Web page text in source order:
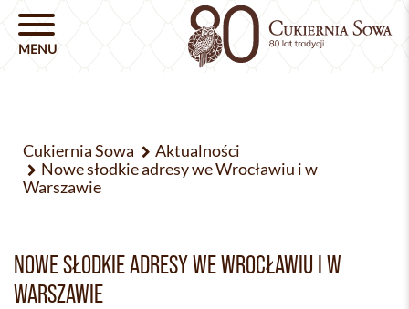
Cukiernia Sowa
Aktualności
Nowe słodkie adresy we Wrocławiu i w
Warszawie
NOWE SŁODKIE ADRESY WE WROCŁAWIU I W
WARSZAWIE